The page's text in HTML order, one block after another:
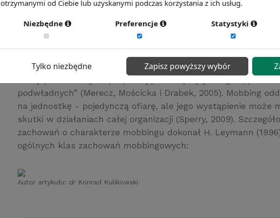
Z psychologicznego punktu widzenia mobbing jest pojęciem
mobbing to „usystematyzowana forma przemocy psychicznej
podwładnych” (Merecz, Mościcka i Drabek, 2005). Mobbing
na jednostkę - pojedynczą ofiarę, ale jego wystąpienie może
skutki w działaniach całej organizacji (Sperry, 2009).
zachowań o charakterze mobbingu dokonał H. Leymann
ogólnych klas zachowań mobbingowych:
Autor artykułu: dr Konrad Kulikowski
otrzymanymi od Ciebie lub uzyskanymi podczas korzystania z ich usług.
Niezbędne Preferencje Statystyki
Tylko niezbędne Zapisz powyższy wybór